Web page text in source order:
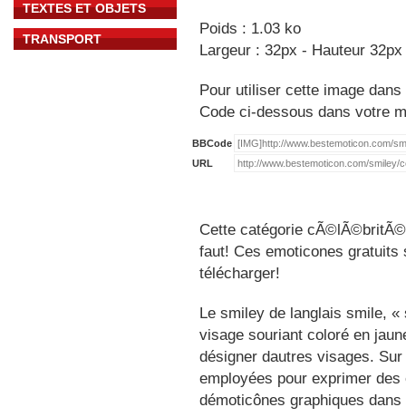
TEXTES ET OBJETS
TRANSPORT
Poids : 1.03 ko
Largeur : 32px - Hauteur 32px
Pour utiliser cette image
Code ci-dessous dans votre
BBCode
URL
Cette catégorie
faut! Ces emoticones
télécharger!
Le smiley de langlais smile,
visage souriant coloré en
désigner dautres visages.
employées pour exprimer
démoticônes graphiques